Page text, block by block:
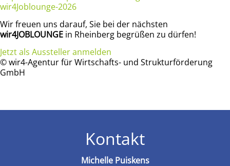
wir4Joblounge-2026
Wir freuen uns darauf, Sie bei der nächsten
wir4JOBLOUNGE in Rheinberg begrüßen zu dürfen!
Jetzt als Aussteller anmelden
© wir4-Agentur für Wirtschafts- und Strukturförderung
GmbH
Kontakt
Michelle Puiskens